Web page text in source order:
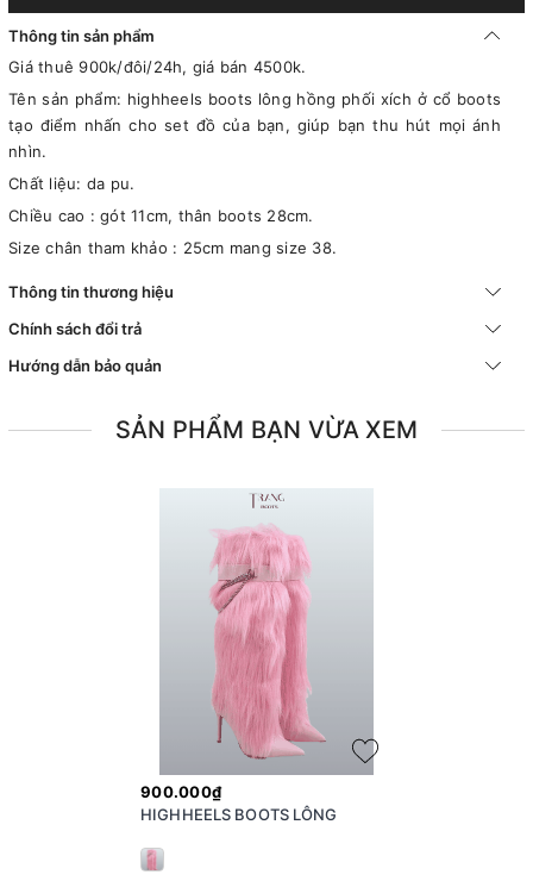
Thông tin sản phẩm
Giá thuê 900k/đôi/24h, giá bán 4500k.
Tên sản phẩm: highheels boots lông hồng phối xích ở cổ boots
tạo điểm nhấn cho set đồ của bạn, giúp bạn thu hút mọi ánh
nhìn.
Chất liệu: da pu.
Chiều cao : gót 11cm, thân boots 28cm.
Size chân tham khảo : 25cm mang size 38.
Thông tin thương hiệu
Chính sách đổi trả
Hướng dẫn bảo quản
SẢN PHẨM BẠN VỪA XEM
900.000₫
HIGHHEELS BOOTS LÔNG